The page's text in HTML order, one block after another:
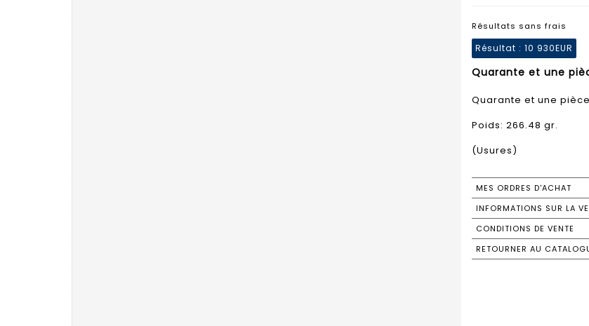
Résultats sans frais
Résultat : 10 930EUR
Quarante et une
Quarante et une
Poids: 266.48 gr.
(Usures)
MES ORDRES D'ACHAT
INFORMATIONS SUR LA
CONDITIONS DE VENTE
RETOURNER AU